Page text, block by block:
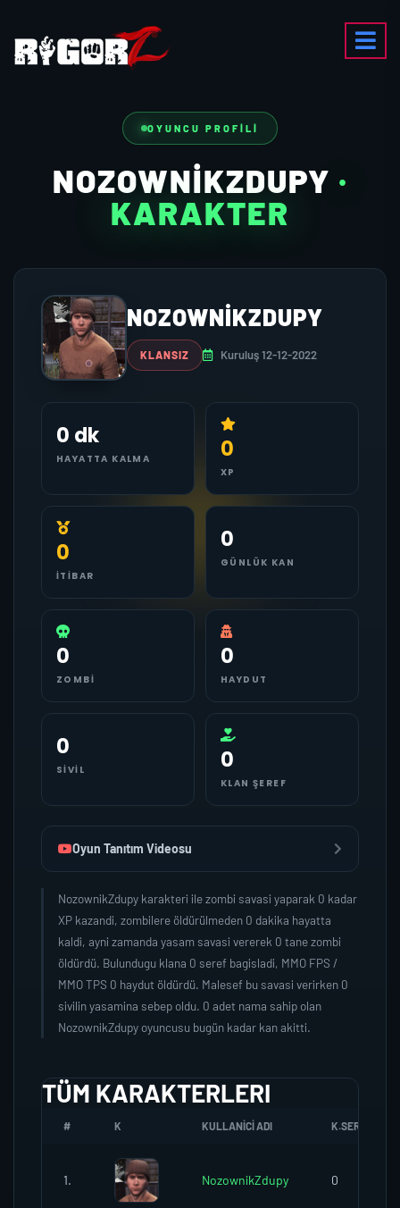
OYUNCU PROFILI
NOZOWNIKZDUPY ·
KARAKTER
NOZOWNIKZDUPY
KLANSIZ Kuruluş 12-12-2022
0 dk
HAYATTA KALMA 0
XP
0
İTIBAR
0
GÜNLÜK KAN
0
ZOMBI
0
HAYDUT
0
SIVIL 0
KLAN ŞEREF
Oyun Tanıtım Videosu
NozownikZdupy karakteri ile zombi savasi yaparak 0 kadar
XP kazandi, zombilere öldürülmeden 0 dakika hayatta
kaldi, ayni zamanda yasam savasi vererek 0 tane zombi
öldürdü. Bulundugu klana 0 seref bagisladi, MMO FPS /
MMO TPS 0 haydut öldürdü. Malesef bu savasi verirken 0
sivilin yasamina sebep oldu. 0 adet nama sahip olan
NozownikZdupy oyuncusu bugün kadar kan akitti.
TÜM KARAKTERLERI
# K KULLANICI ADI K.SEREFI
1. NozownikZdupy 0